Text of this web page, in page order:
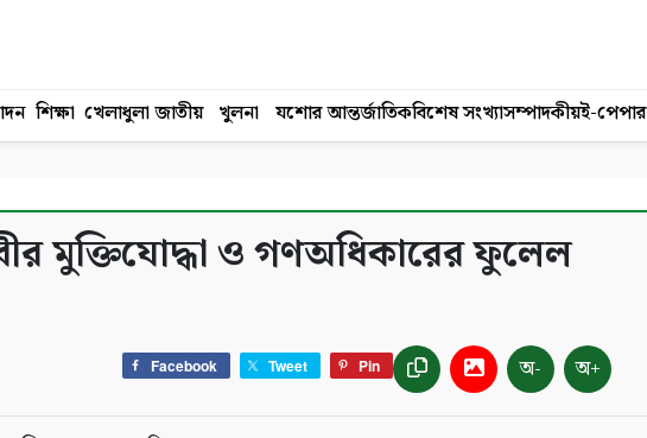
শিক্ষা খেলাধুলা জাতীয় খুলনা যশোর আন্তর্জাতিকবিশেষ সংখ্যাসম্পাদকীয়ই-পেপার
মুক্তিযোদ্ধা ও গণঅধিকারের ফুলেল
Facebook Tweet Pin অ- অ+